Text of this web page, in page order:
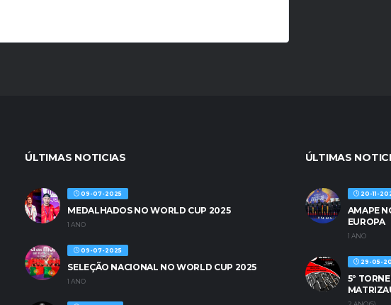
ÚLTIMAS NOTICIAS
09-07-2025
MEDALHADOS NO WORLD CUP 2025
1 ANO
09-07-2025
SELEÇÃO NACIONAL NO WORLD CUP 2025
1 ANO
ÚLTIMAS
20-11-
AMAPE
EUROPA
1 ANO
29-05-
5º